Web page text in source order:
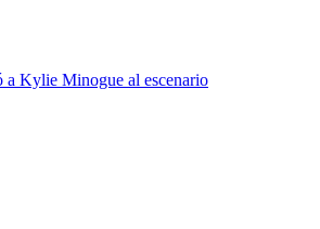
Kylie Minogue al escenario